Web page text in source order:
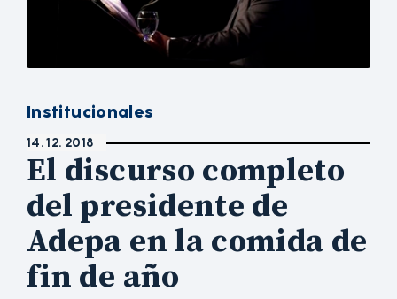
Institucionales
14. 12. 2018
El discurso completo
del presidente de
Adepa en la comida de
fin de año